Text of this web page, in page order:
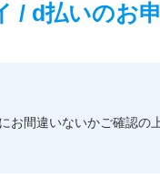
/ d払いのお
お間違いないかご確認の